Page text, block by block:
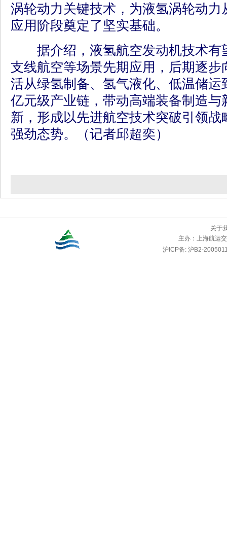
涡轮动力关键技术，为液氢涡轮动力
应用阶段奠定了坚实基础。
据介绍，液氢航空发动机技术有
支线航空等场景先期应用，后期逐
活从绿氢制备、氢气液化、低温储运
亿元级产业链，带动高端装备制造与
新，形成以先进航空技术突破引领
强劲态势。（记者邱超奕）
关于
主办： 上海航运
沪ICP备: 沪B2-